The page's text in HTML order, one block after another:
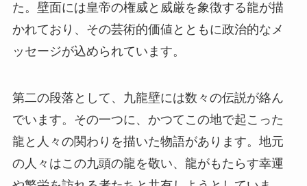
でいます。その一つに、かつてこの地で起こった
龍と人々の関わりを描いた物語があります。地元
の人々はこの九頭の龍を敬い、龍がもたらす幸運
す。そのため、訪れる人々は単に美しいデザイン
を楽しむだけでなく、九龍壁を通じて古代中国の
文化と伝統に触れることができます。